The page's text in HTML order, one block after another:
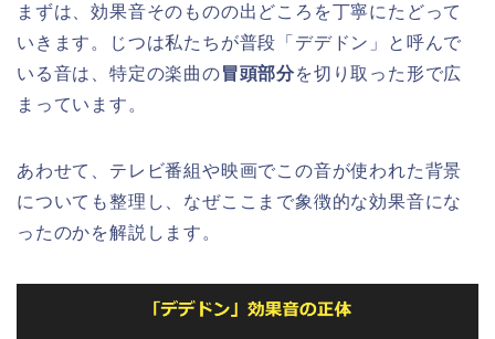
まずは、効果音そのものの出どころを丁寧にたどって
いきます。じつは私たちが普段「デデドン」と呼んで
いる音は、特定の楽曲の冒頭部分を切り取った形で広
まっています。
あわせて、テレビ番組や映画でこの音が使われた背景
についても整理し、なぜここまで象徴的な効果音にな
ったのかを解説します。